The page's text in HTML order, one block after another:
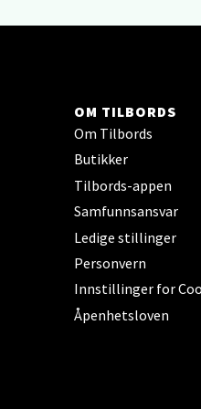
OM TILBORDS
Om Tilbords
Butikker
Tilbords-appen
Samfunnsansvar
Ledige stillinger
Personvern
Innstillinger for
Åpenhetsloven
Åpent i